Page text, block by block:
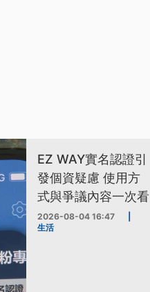
EZ WAY實名認證引
發個資疑慮 使用方
式與爭議內容一次看
2026-08-04 16:47
生活